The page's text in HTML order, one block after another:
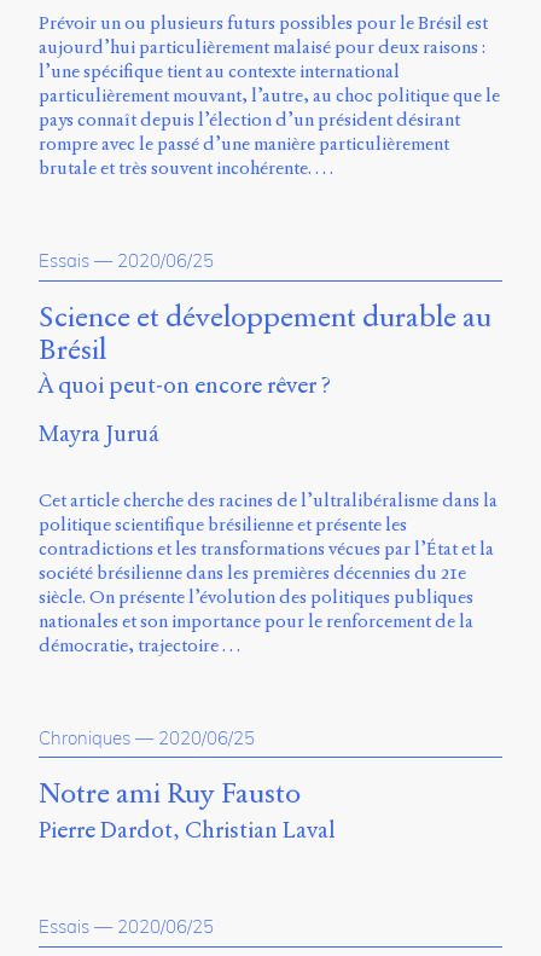
Prévoir un ou plusieurs futurs possibles pour le Brésil est
aujourd’hui particulièrement malaisé pour deux raisons :
l’une spécifique tient au contexte international
particulièrement mouvant, l’autre, au choc politique que le
pays connaît depuis l’élection d’un président désirant
rompre avec le passé d’une manière particulièrement
brutale et très souvent incohérente. …
Essais — 2020/06/25
Science et développement durable au
Brésil
À quoi peut-on encore rêver ?
Mayra Juruá
Cet article cherche des racines de l’ultralibéralisme dans la
politique scientifique brésilienne et présente les
contradictions et les transformations vécues par l’État et la
société brésilienne dans les premières décennies du 21e
siècle. On présente l’évolution des politiques publiques
nationales et son importance pour le renforcement de la
démocratie, trajectoire …
Chroniques — 2020/06/25
Notre ami Ruy Fausto
Pierre Dardot Christian Laval
Essais — 2020/06/25